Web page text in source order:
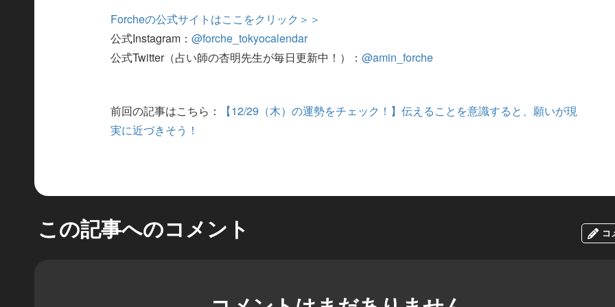
Forcheの公式サイトはここをクリック＞＞
公式Instagram：@forche_tokyocalendar
公式Twitter（占い師の杏明先生が毎日更新中！）：@amin_forche
前回の記事はこちら：
【12/29（木）の運勢をチェック！】伝えることを意識すると、願いが現
実に近づきそう！
この記事へのコメント コ